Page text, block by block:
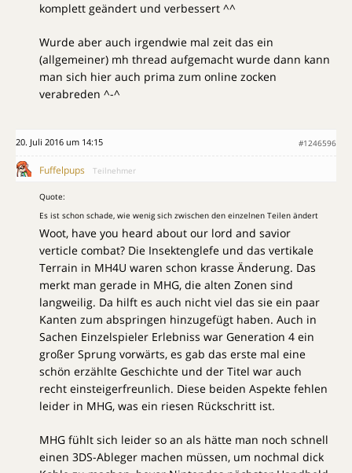
komplett geändert und verbessert ^^
Wurde aber auch irgendwie mal zeit das ein
(allgemeiner) mh thread aufgemacht wurde dann kann
man sich hier auch prima zum online zocken
verabreden ^-^
20. Juli 2016 um 14:15 #1246596
Fuffelpups Teilnehmer
Quote:
Es ist schon schade, wie wenig sich zwischen den einzelnen Teilen ändert
Woot, have you heard about our lord and savior
verticle combat? Die Insektenglefe und das vertikale
Terrain in MH4U waren schon krasse Änderung. Das
merkt man gerade in MHG, die alten Zonen sind
langweilig. Da hilft es auch nicht viel das sie ein paar
Kanten zum abspringen hinzugefügt haben. Auch in
Sachen Einzelspieler Erlebniss war Generation 4 ein
großer Sprung vorwärts, es gab das erste mal eine
schön erzählte Geschichte und der Titel war auch
recht einsteigerfreunlich. Diese beiden Aspekte fehlen
leider in MHG, was ein riesen Rückschritt ist.
MHG fühlt sich leider so an als hätte man noch schnell
einen 3DS-Ableger machen müssen, um nochmal dick